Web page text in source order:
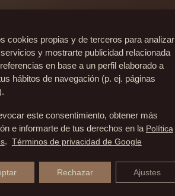
cookies propias y de terceros para analizar
y mostrarte publicidad relacionada
en base a un perfil elaborado a
hábitos de navegación (p. ej. páginas
este consentimiento, obtener más
e informarte de tus derechos en la Política
. Términos de privacidad de Google
Rechazar Ajustes